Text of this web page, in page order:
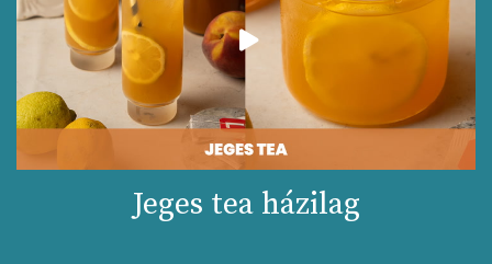
Jeges tea házilag